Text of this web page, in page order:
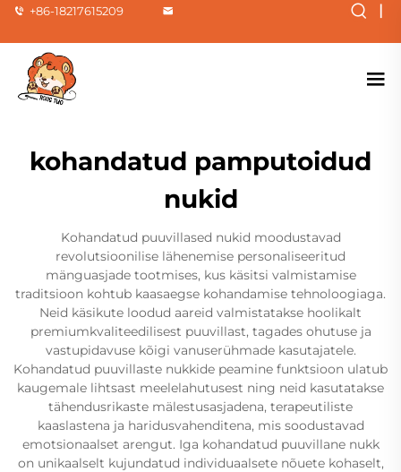
+86-18217615209 |
kohandatud pamputoidud
nukid
Kohandatud puuvillased nukid moodustavad
revolutsioonilise lähenemise personaliseeritud
mänguasjade tootmises, kus käsitsi valmistamise
traditsioon kohtub kaasaegse kohandamise tehnoloogiaga.
Neid käsikute loodud aareid valmistatakse hoolikalt
premiumkvaliteedilisest puuvillast, tagades ohutuse ja
vastupidavuse kõigi vanuserühmade kasutajatele.
Kohandatud puuvillaste nukkide peamine funktsioon ulatub
kaugemale lihtsast meelelahutusest ning neid kasutatakse
tähendusrikaste mälestusasjadena, terapeutiliste
kaaslastena ja haridusvahenditena, mis soodustavad
emotsionaalset arengut. Iga kohandatud puuvillane nukk
on unikaalselt kujundatud individuaalsete nõuete kohaselt,